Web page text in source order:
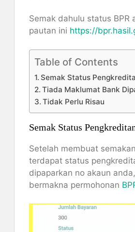
Semak dahulu status BPR
pautan ini https://
Table of Contents
Semak Status
Tiada Maklumat Bank
Tidak Perlu Risau
Semak Status
Setelah membuat
terdapat status
dipaparkan no akaun
bermakna permohonan